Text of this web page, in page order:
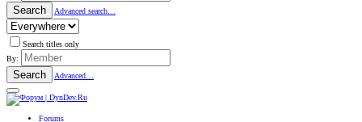
Search Advanced search…
Search titles only
By:
Search Advanced…
Forums